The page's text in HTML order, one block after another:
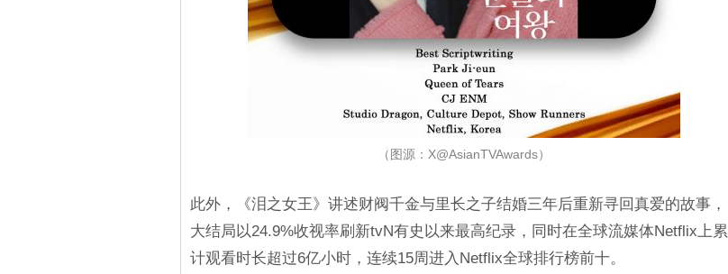
（图源：X@AsianTVAwards）
此外，《泪之女王》讲述财阀千金与里长之子结婚三年后重新寻回真爱的故事，
大结局以24.9%收视率刷新tvN有史以来最高纪录，同时在全球流媒体Netflix上累
计观看时长超过6亿小时，连续15周进入Netflix全球排行榜前十。